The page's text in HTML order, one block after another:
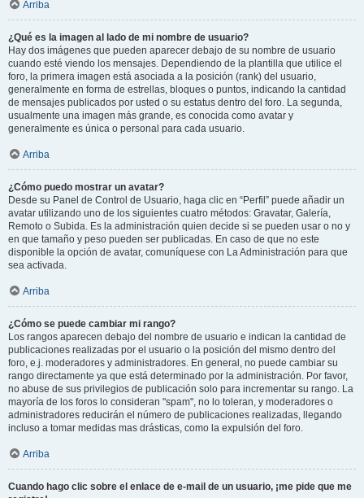
Arriba
¿Qué es la imagen al lado de mi nombre de usuario?
Hay dos imágenes que pueden aparecer debajo de su nombre de usuario
cuando esté viendo los mensajes. Dependiendo de la plantilla que utilice el
foro, la primera imagen está asociada a la posición (rank) del usuario,
generalmente en forma de estrellas, bloques o puntos, indicando la cantidad
de mensajes publicados por usted o su estatus dentro del foro. La segunda,
usualmente una imagen más grande, es conocida como avatar y
generalmente es única o personal para cada usuario.
Arriba
¿Cómo puedo mostrar un avatar?
Desde su Panel de Control de Usuario, haga clic en “Perfil” puede añadir un
avatar utilizando uno de los siguientes cuatro métodos: Gravatar, Galería,
Remoto o Subida. Es la administración quien decide si se pueden usar o no y
en que tamaño y peso pueden ser publicadas. En caso de que no este
disponible la opción de avatar, comuníquese con La Administración para que
sea activada.
Arriba
¿Cómo se puede cambiar mi rango?
Los rangos aparecen debajo del nombre de usuario e indican la cantidad de
publicaciones realizadas por el usuario o la posición del mismo dentro del
foro, e.j. moderadores y administradores. En general, no puede cambiar su
rango directamente ya que está determinado por la administración. Por favor,
no abuse de sus privilegios de publicación solo para incrementar su rango. La
mayoría de los foros lo consideran "spam", no lo toleran, y moderadores o
administradores reducirán el número de publicaciones realizadas, llegando
incluso a tomar medidas mas drásticas, como la expulsión del foro.
Arriba
Cuando hago clic sobre el enlace de e-mail de un usuario, ¡me pide que me